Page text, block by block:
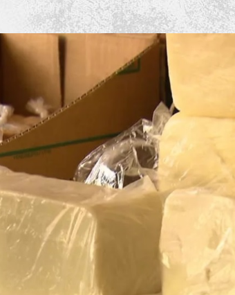
ファション
エンターテイメント
グルメ
トラベル
サッカー
PEOPLE
ビジネス
コラム